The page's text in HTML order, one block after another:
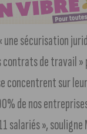
sécurisation
de travail »
concentrent sur
de nos
salariés »,